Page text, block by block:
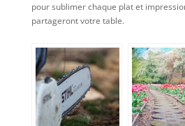
pour sublimer chaque plat et
partageront votre table.